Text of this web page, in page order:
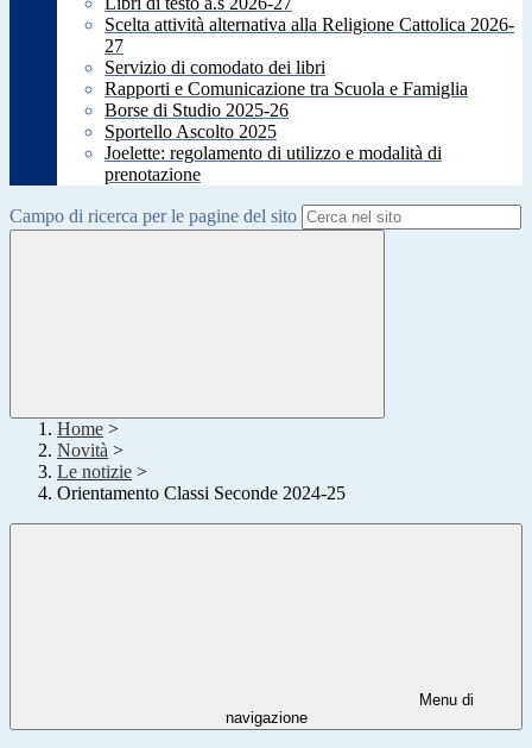
Scelta attività alternativa alla Religione Cattolica 2026-
27
Servizio di comodato dei libri
Rapporti e Comunicazione tra Scuola e Famiglia
Borse di Studio 2025-26
Sportello Ascolto 2025
Joelette: regolamento di utilizzo e modalità di
prenotazione
Campo di ricerca per le pagine del sito
Home >
Novità >
Le notizie >
Orientamento Classi Seconde 2024-25
Menu di
navigazione